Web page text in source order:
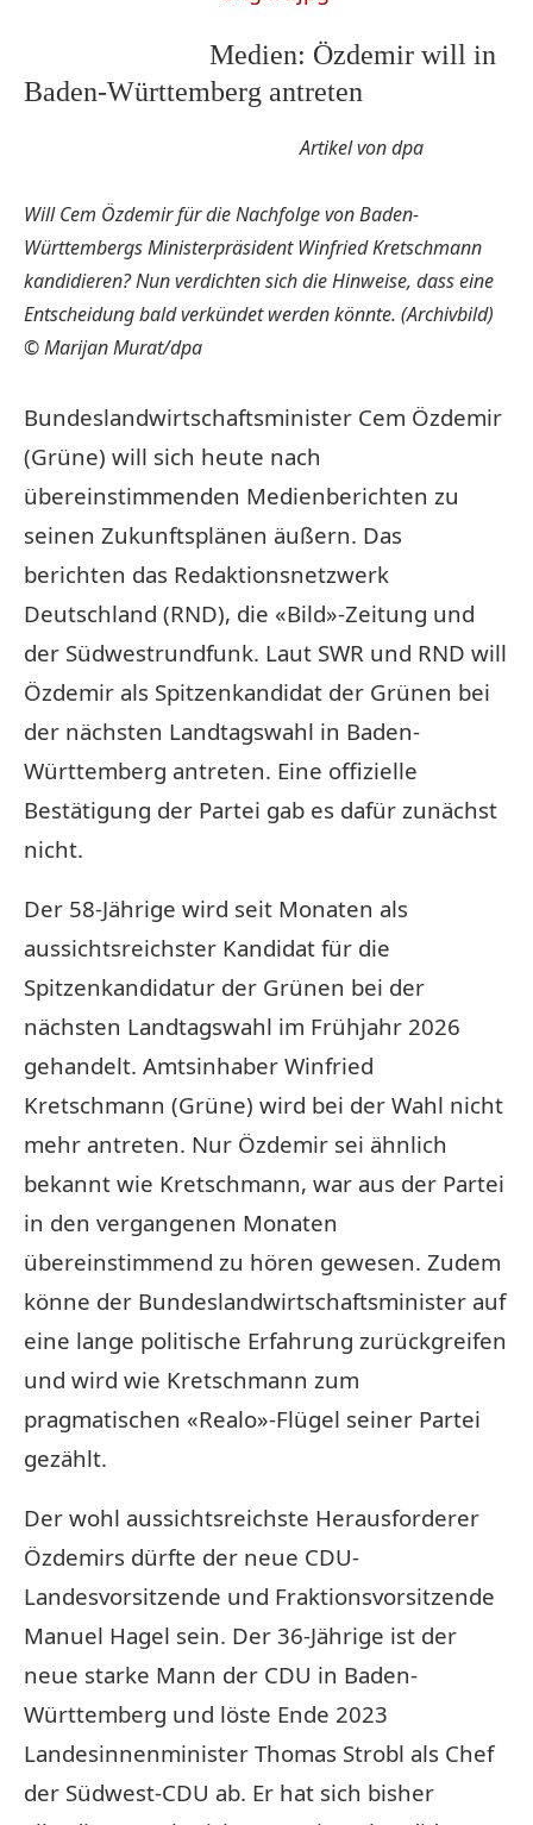
Medien: Özdemir will in
Baden-Württemberg antreten
Artikel von dpa
Will Cem Özdemir für die Nachfolge von Baden-
Württembergs Ministerpräsident Winfried Kretschmann
kandidieren? Nun verdichten sich die Hinweise, dass eine
Entscheidung bald verkündet werden könnte. (Archivbild)
© Marijan Murat/dpa
Bundeslandwirtschaftsminister Cem Özdemir
(Grüne) will sich heute nach
übereinstimmenden Medienberichten zu
seinen Zukunftsplänen äußern. Das
berichten das Redaktionsnetzwerk
Deutschland (RND), die «Bild»-Zeitung und
der Südwestrundfunk. Laut SWR und RND will
Özdemir als Spitzenkandidat der Grünen bei
der nächsten Landtagswahl in Baden-
Württemberg antreten. Eine offizielle
Bestätigung der Partei gab es dafür zunächst
nicht.
Der 58-Jährige wird seit Monaten als
aussichtsreichster Kandidat für die
Spitzenkandidatur der Grünen bei der
nächsten Landtagswahl im Frühjahr 2026
gehandelt. Amtsinhaber Winfried
Kretschmann (Grüne) wird bei der Wahl nicht
mehr antreten. Nur Özdemir sei ähnlich
bekannt wie Kretschmann, war aus der Partei
in den vergangenen Monaten
übereinstimmend zu hören gewesen. Zudem
könne der Bundeslandwirtschaftsminister auf
eine lange politische Erfahrung zurückgreifen
und wird wie Kretschmann zum
pragmatischen «Realo»-Flügel seiner Partei
gezählt.
Der wohl aussichtsreichste Herausforderer
Özdemirs dürfte der neue CDU-
Landesvorsitzende und Fraktionsvorsitzende
Manuel Hagel sein. Der 36-Jährige ist der
neue starke Mann der CDU in Baden-
Württemberg und löste Ende 2023
Landesinnenminister Thomas Strobl als Chef
der Südwest-CDU ab. Er hat sich bisher